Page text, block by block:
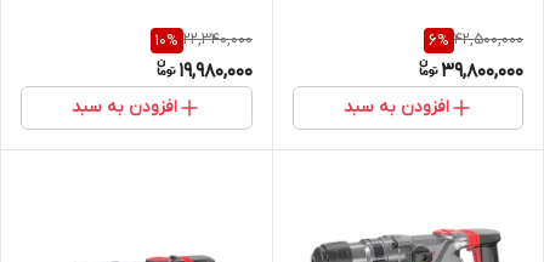
42,500,000
6%
39,800,000
افزودن به سبد
22,340,000
10%
19,980,000
افزودن به سبد